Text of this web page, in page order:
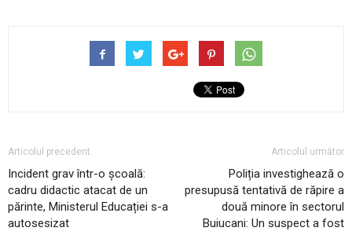
Articolul precedent
Incident grav într-o școală:
cadru didactic atacat de un
părinte, Ministerul Educației s-a
autosesizat
Articolul următor
Poliția investighează o
presupusă tentativă de răpire a
două minore în sectorul
Buiucani: Un suspect a fost